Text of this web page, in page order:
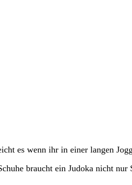
es wenn ihr in einer langen
braucht ein Judoka nicht